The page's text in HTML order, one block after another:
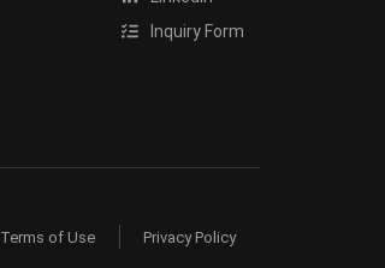
Inquiry Form
Terms of Use Privacy Policy